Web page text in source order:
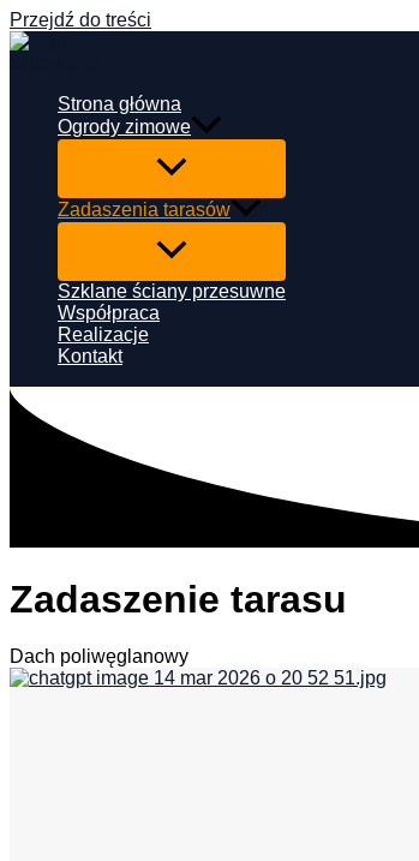
Przejdź do treści
Strona główna
Ogrody zimowe
Zadaszenia tarasów
Szklane ściany przesuwne
Współpraca
Realizacje
Kontakt
Zadaszenie tarasu
Dach poliwęglanowy